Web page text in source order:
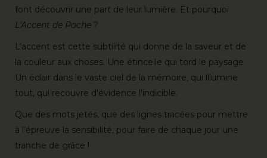
font découvrir une part de leur lumière. Et pourquoi
L'Accent de Poche ?
L’accent est cette subtilité qui donne de la saveur et de
la couleur aux choses. Une étincelle qui tord le paysage.
Un éclair dans le vaste ciel de la mémoire, qui illumine
tout, qui recouvre d'évidence l'indicible.
Que des mots jetés, que des lignes tracées pour mettre
à l’épreuve la sensibilité, pour faire de chaque jour une
tranche de grâce !